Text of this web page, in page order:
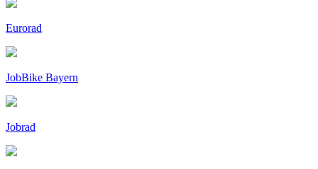
Eurorad
JobBike Bayern
Jobrad